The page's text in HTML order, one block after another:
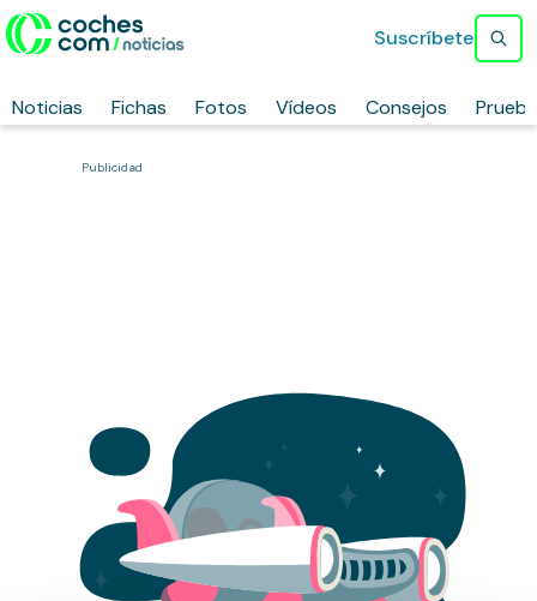
Noticias Fichas Fotos Vídeos Consejos
Suscríbete
Publicidad